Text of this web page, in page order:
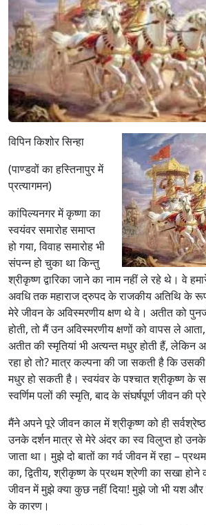
विपिन किशोर सिन्हा
(पाण्डवों का हस्तिनापुर में
प्रत्यागमन)
कांपिल्यनगर में कृष्णा का
स्वयंवर समारोह समाप्त
हो गया, विवाह समारोह भी
संपन्न हो चुका था किन्तु
श्रीकृष्ण द्वारिका जाने का नाम नहीं ले रहे थे। वे
अवधि तक महाराज द्रुपद के राजकीय अतिथि के
मेरे जीवन के अविस्मरणीय क्षण थे वे। अतीत को
होती, तो मैं उन अविस्मरणीय क्षणों को वापस ले
अतीत की स्मृतियां भी अत्यन्त मधुर होती हैं, लेकिन
रहा हो तो? मात्र कल्पना की जा सकती है कि
मधुर हो सकती है। स्वयंवर के पश्चात श्रीकृष्ण के
स्वर्णिम पलों की स्मृति, बाद के संघर्षपूर्ण जीवन की
मैंने अपने पूरे जीवन काल में श्रीकृष्ण को ही
उनके दर्शन मात्र से मेरे अंदर का स्व विलुप्त हो
जाता था। मुझे दो बातों का गर्व जीवन में रहा –
का, द्वितीय, श्रीकृष्ण के प्रथम श्रेणी का सखा होने
जीवन में मुझे क्या कुछ नहीं दिया! मुझे जो भी यश और
के कारण।